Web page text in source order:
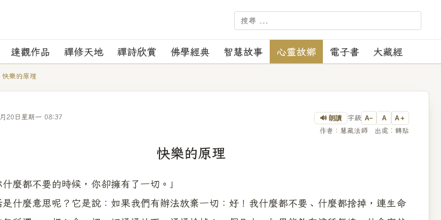
達觀作品 禪修天地 禪詩欣賞 佛學經典 智慧故事 心靈故鄉 電子書 大藏經
快樂的原理
20日星期一 08:37 🔊 朗讀 字級 A− A A＋
作者：慧藏法師 出處︰轉貼
快樂的原理
麼都不要的時候，你卻擁有了一切。」
什麼意思呢？它是說：如果我們有辦法放棄一切：好！我什麼都不要﹑什麼都捨掉，連生命